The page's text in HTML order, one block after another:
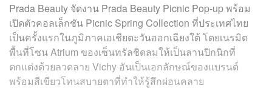
Prada Beauty จัดงาน Prada Beauty Picnic Pop-up พร้อม
เปิดตัวคอลเล็กชัน Picnic Spring Collection ที่ประเทศไทย
เป็นครั้งแรกในภูมิภาคเอเชียตะวันออกเฉียงใต้ โดยเนรมิต
พื้นที่โซน Atrium ของเซ็นทรัลชิดลมให้เป็นลานปิกนิกที่
ตกแต่งด้วยลวดลาย Vichy อันเป็นเอกลักษณ์ของแบรนด์
พร้อมสีเขียวโทนสบายตาที่ทำให้รู้สึกผ่อนคลาย